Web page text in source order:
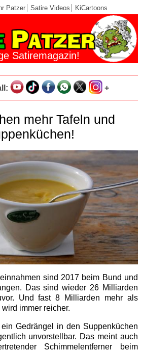
Patzer Satire Videos KiCartoons
Satiremagazin!
+
mehr Tafeln und
sind 2017 beim Bund und
Das sind wieder 26 Milliarden
Und fast 8 Milliarden mehr als
immer reicher.
Gedrängel in den Suppenküchen
unvorstellbar. Das meint auch
Schimmelentferner beim